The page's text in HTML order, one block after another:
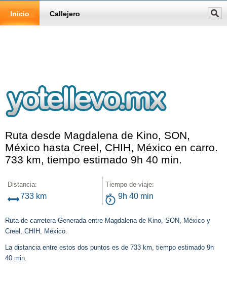
Inicio Callejero
Ruta desde Magdalena de Kino, SON,
México hasta Creel, CHIH, México en carro.
733 km, tiempo estimado 9h 40 min.
Distancia:
733 km
Tiempo de viaje:
9h 40 min
Ruta de carretera Generada entre Magdalena de Kino, SON, México y
Creel, CHIH, México.
La distancia entre estos dos puntos es de 733 km, tiempo estimado 9h
40 min.